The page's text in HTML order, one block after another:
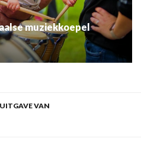
muziekkoepel
VAN